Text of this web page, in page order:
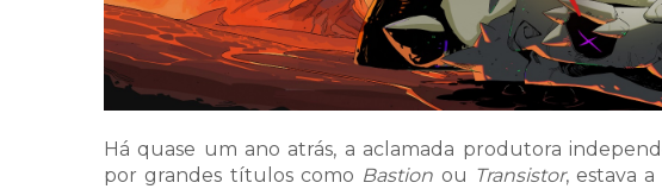
Há quase um ano atrás, a aclamada produtora
por grandes títulos como Bastion ou Transistor, estava